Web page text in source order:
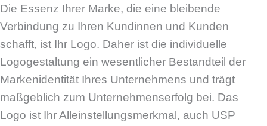
Die Essenz Ihrer Marke, die eine bleibende
Verbindung zu Ihren Kundinnen und Kunden
schafft, ist Ihr Logo. Daher ist die individuelle
Logogestaltung ein wesentlicher Bestandteil der
Markenidentität Ihres Unternehmens und trägt
maßgeblich zum Unternehmenserfolg bei. Das
Logo ist Ihr Alleinstellungsmerkmal, auch USP